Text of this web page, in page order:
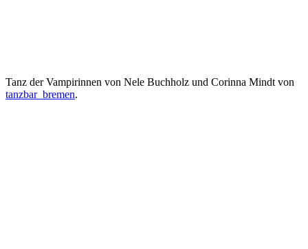
Tanz der Vampirinnen von Nele Buchholz und Corinna Mindt von
tanzbar_bremen.